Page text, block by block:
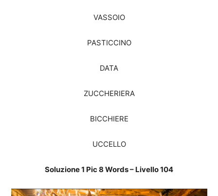
VASSOIO
PASTICCINO
DATA
ZUCCHERIERA
BICCHIERE
UCCELLO
Soluzione 1 Pic 8 Words – Livello 104